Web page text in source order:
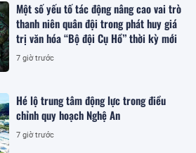
Một số yếu tố tác động nâng cao vai trò
thanh niên quân đội trong phát huy giá
trị văn hóa “Bộ đội Cụ Hồ” thời kỳ mới
7 giờ trước
Hé lộ trung tâm động lực trong điều
chỉnh quy hoạch Nghệ An
7 giờ trước